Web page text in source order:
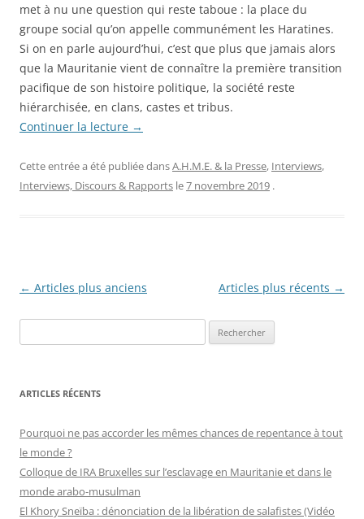
met à nu une question qui reste taboue : la place du
groupe social qu’on appelle communément les Haratines.
Si on en parle aujourd’hui, c’est que plus que jamais alors
que la Mauritanie vient de connaître la première transition
pacifique de son histoire politique, la société reste
hiérarchisée, en clans, castes et tribus.
Continuer la lecture →
Cette entrée a été publiée dansA.H.M.E. & la Presse, Interviews,
Interviews, Discours & Rapports le7 novembre 2019 .
Navigation
← Articles plus anciens Articles plus récents →
e
h
r
c
h
r
ARTICLES RÉCENTS
Pourquoi ne pas accorder les mêmes chances de repentance à tout
le monde ?
Colloque de IRA Bruxelles sur l’esclavage en Mauritanie et dans le
monde arabo-musulman
El Khory Sneïba : dénonciation de la libération de salafistes (Vidéo